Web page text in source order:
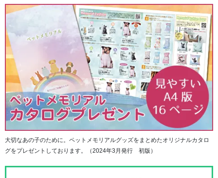
■価格に含まれるもの
・お焚き上げ供養料
・お焚き上げ申し込みセット送料
・お焚き上げできないお品の処理費用
・寺院へ配送伝票（着払い：ヤマト運輸）
・お焚き上げ証明書発行手数料
②お申込書に必要事項をご記入の上、お品を封入く
ださい。
お申込み後、郵便（クリックポスト）にて「お焚き上げ申
１）「お焚き上げ（還帰供養）申込書」に必要事項を記入
ください。
２）セットに同封されている「配送伝票（着払い）」に品
大切なあの子のために。ペットメモリアルグッズをまとめたオリジナルカタロ
グをプレゼントしております。（2024年3月発行 初版）